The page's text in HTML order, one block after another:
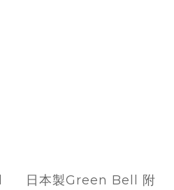
日本製Green Bell 附